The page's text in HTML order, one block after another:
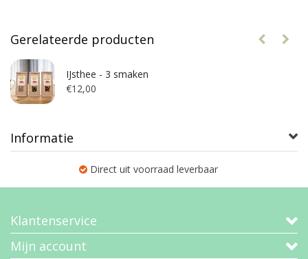
Gerelateerde producten
IJsthee - 3 smaken
€12,00
Informatie
Direct uit voorraad leverbaar
Klantenservice
Mijn account